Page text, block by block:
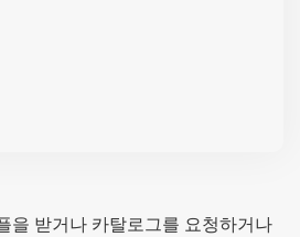
을 받거나 카탈로그를 요청하거나